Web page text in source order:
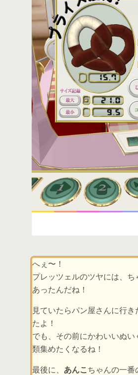
へぇ〜！
プレッツェルのツヤには、ち
あったんだね！
見ていたらパン屋さんに行き
たよ！
でも、その前にかわいいぬい
類集めたくなるね！
最後に、 あんこ ちゃんの一番